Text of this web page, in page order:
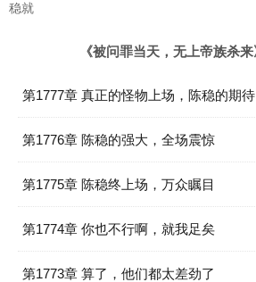
稳就
《被问罪当天，无上帝族杀
第1777章 真正的怪物上场，陈稳的期待
第1776章 陈稳的强大，全场震惊
第1775章 陈稳终上场，万众瞩目
第1774章 你也不行啊，就我足矣
第1773章 算了，他们都太差劲了